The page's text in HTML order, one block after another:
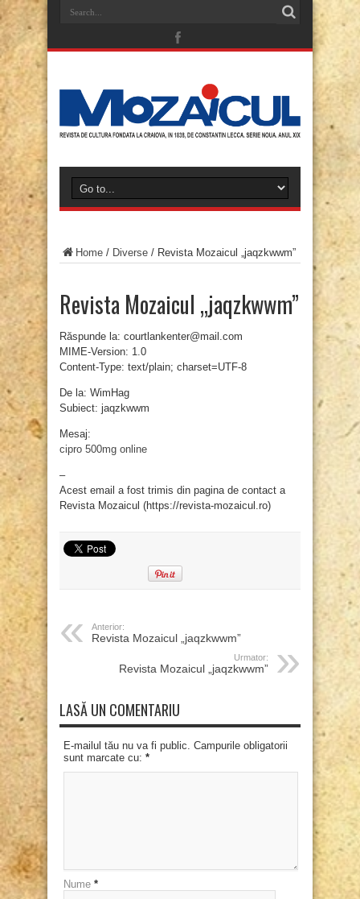
Home / Diverse / Revista Mozaicul „jaqzkwwm”
Revista Mozaicul „jaqzkwwm”
Răspunde la: courtlankenter@mail.com
MIME-Version: 1.0
Content-Type: text/plain; charset=UTF-8
De la: WimHag
Subiect: jaqzkwwm
Mesaj:
cipro 500mg online
–
Acest email a fost trimis din pagina de contact a
Revista Mozaicul (https://revista-mozaicul.ro)
Anterior:
Revista Mozaicul „jaqzkwwm”
Urmator:
Revista Mozaicul „jaqzkwwm”
LASĂ UN COMENTARIU
E-mailul tău nu va fi public. Campurile obligatorii
sunt marcate cu: *
Nume *